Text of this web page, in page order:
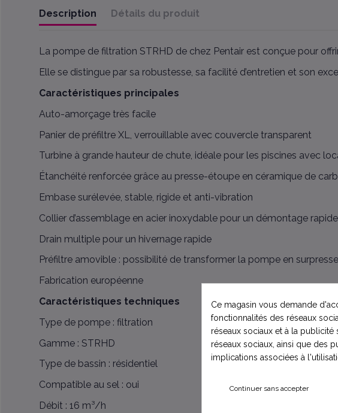
Description Détails du produit
La pompe de filtration STRHD de chez Pentair est conçue pour
Elle se distingue par sa robustesse, sa facilité d’entretien et son
Caractéristiques principales
Auto-amorçage très facile
Panier de préfiltre XL, verrouillable avec couvercle transparent
Turbine à grande hauteur de chute, idéale pour les piscines avec
Étanchéité renforcée grâce au presse-étoupe en céramique de
Embase surélevée, stable, rigide et anti-vibration
Collier d’assemblage en acier inoxydable pour un démontage
Drain multiple pour un hivernage rapide
Préfiltre amovible : possibilité de transformer la pompe en
Fabrication européenne
Caractéristiques techniques
Type de pompe : filtration
Gamme : STRHD
Type de bassin : résidentiel
Compatible au sel : oui
Débit : 16 m³/h
Ce magasin vous demande
fonctionnalités des réseaux
réseaux sociaux et à la
réseaux sociaux, ainsi que des
implications associées à
Continuer sans accepter